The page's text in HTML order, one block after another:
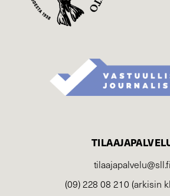
tilaajapalvelu@sll.fi
(09) 228 08 210 (arkisin